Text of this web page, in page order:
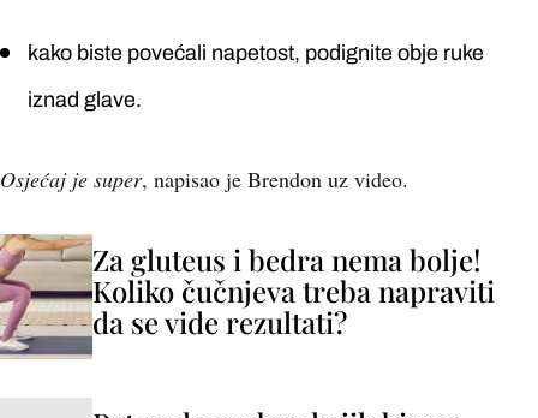
kako biste povećali napetost, podignite obje ruke
iznad glave.
Osjećaj je super, napisao je Brendon uz video.
Za gluteus i bedra nema bolje!
Koliko čučnjeva treba napraviti
da se vide rezultati?